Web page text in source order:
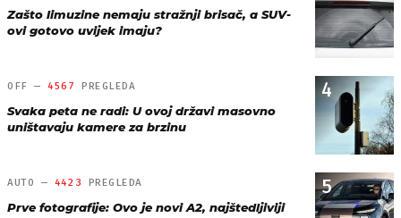
Zašto limuzine nemaju stražnji brisač, a SUV-
ovi gotovo uvijek imaju?
4
OFF —4567 PREGLEDA
Svaka peta ne radi: U ovoj državi masovno
uništavaju kamere za brzinu
5
AUTO — 4423 PREGLEDA
Prve fotografije: Ovo je novi A2, najštedljiviji